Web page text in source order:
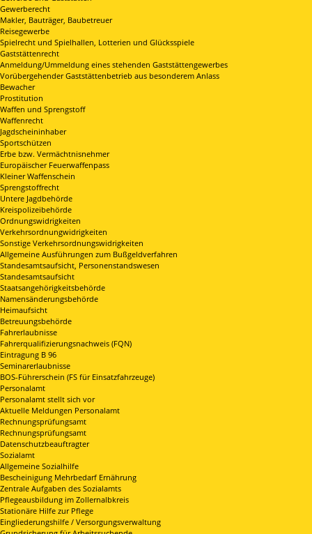
Gewerberecht
Makler, Bauträger, Baubetreuer
Reisegewerbe
Spielrecht und Spielhallen, Lotterien und Glücksspiele
Gaststättenrecht
Anmeldung/Ummeldung eines stehenden Gaststättengewerbes
Vorübergehender Gaststättenbetrieb aus besonderem Anlass
Bewacher
Prostitution
Waffen und Sprengstoff
Waffenrecht
Jagdscheininhaber
Sportschützen
Erbe bzw. Vermächtnisnehmer
Europäischer Feuerwaffenpass
Kleiner Waffenschein
Sprengstoffrecht
Untere Jagdbehörde
Kreispolizeibehörde
Ordnungswidrigkeiten
Verkehrsordnungwidrigkeiten
Sonstige Verkehrsordnungswidrigkeiten
Allgemeine Ausführungen zum Bußgeldverfahren
Standesamtsaufsicht, Personenstandswesen
Standesamtsaufsicht
Staatsangehörigkeitsbehörde
Namensänderungsbehörde
Heimaufsicht
Betreuungsbehörde
Fahrerlaubnisse
Fahrerqualifizierungsnachweis (FQN)
Eintragung B 96
Seminarerlaubnisse
BOS-Führerschein (FS für Einsatzfahrzeuge)
Personalamt
Personalamt stellt sich vor
Aktuelle Meldungen Personalamt
Rechnungsprüfungsamt
Rechnungsprüfungsamt
Datenschutzbeauftragter
Sozialamt
Allgemeine Sozialhilfe
Bescheinigung Mehrbedarf Ernährung
Zentrale Aufgaben des Sozialamts
Pflegeausbildung im Zollernalbkreis
Stationäre Hilfe zur Pflege
Eingliederungshilfe / Versorgungsverwaltung